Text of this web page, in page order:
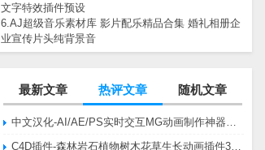
文字特效插件预设
6.AJ超级音乐素材库 影片配乐精品合集 婚礼相册企
业宣传片头纯背景音
最新文章 热评文章 随机文章